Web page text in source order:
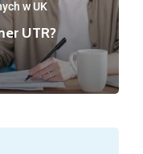
w UK
UTR?